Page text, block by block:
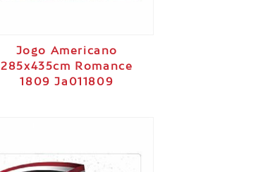
Jogo Americano
285x435cm Romance
1809 Ja011809